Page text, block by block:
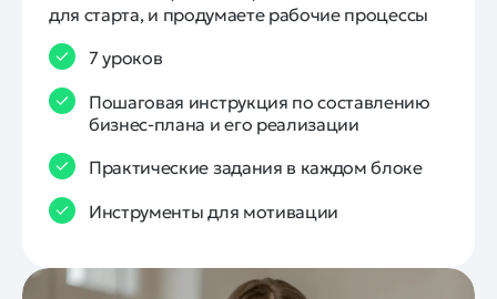
для старта, и продумаете рабочие процессы
7 уроков
Пошаговая инструкция по составлению
бизнес-плана и его реализации
Практические задания в каждом блоке
Инструменты для мотивации